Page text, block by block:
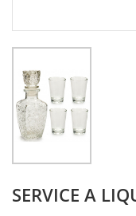
SERVICE A